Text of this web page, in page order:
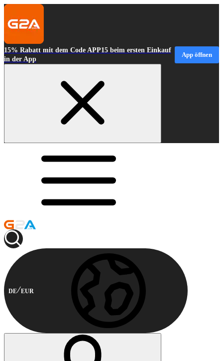
15% Rabatt mit dem Code APP15 beim ersten Einkauf
in der App
App öffnen
DE EUR